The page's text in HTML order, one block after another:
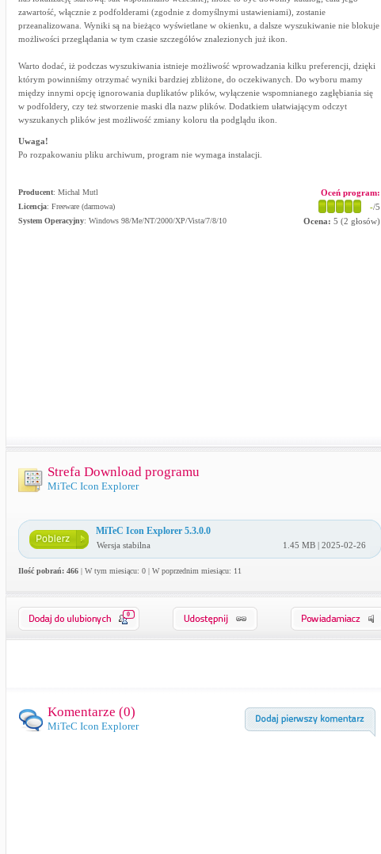
zawartość, włącznie z podfolderami (zgodnie z domyślnymi ustawieniami), zostanie
przeanalizowana. Wyniki są na bieżąco wyświetlane w okienku, a dalsze wyszukiwanie nie blokuje
możliwości przeglądania w tym czasie szczegółów znalezionych już ikon.
Warto dodać, iż podczas wyszukiwania istnieje możliwość wprowadzania kilku preferencji, dzięki
którym powinniśmy otrzymać wyniki bardziej zbliżone, do oczekiwanych. Do wyboru mamy
między innymi opcję ignorowania duplikatów plików, wyłączenie wspomnianego zagłębiania się
w podfoldery, czy też stworzenie maski dla nazw plików. Dodatkiem ułatwiającym odczyt
wyszukanych plików jest możliwość zmiany koloru tła podglądu ikon.
Uwaga!
Po rozpakowaniu pliku archiwum, program nie wymaga instalacji.
Producent: Michal Mutl
Licencja: Freeware (darmowa)
System Operacyjny: Windows 98/Me/NT/2000/XP/Vista/7/8/10
Oceń program:
-/5
Ocena: 5 (2 głosów)
Strefa Download programu
MiTeC Icon Explorer
MiTeC Icon Explorer 5.3.0.0
Wersja stabilna 1.45 MB | 2025-02-26
Ilość pobrań: 466| W tym miesiącu: 0 | W poprzednim miesiącu: 11
0
Komentarze (0)
MiTeC Icon Explorer